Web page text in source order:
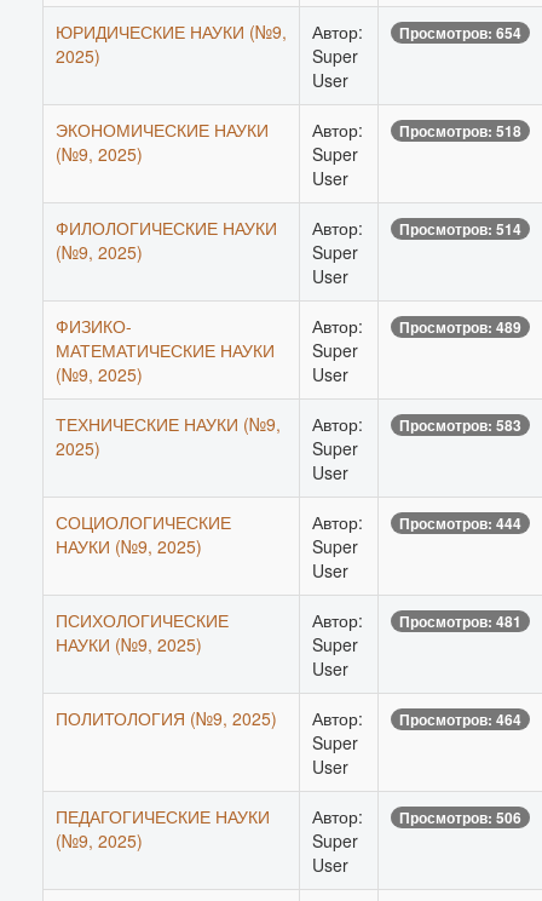
ЮРИДИЧЕСКИЕ НАУКИ (№9,
2025)
Автор:
Super
User
Просмотров: 654
ЭКОНОМИЧЕСКИЕ НАУКИ
(№9, 2025)
Автор:
Super
User
Просмотров: 518
ФИЛОЛОГИЧЕСКИЕ НАУКИ
(№9, 2025)
Автор:
Super
User
Просмотров: 514
ФИЗИКО-
МАТЕМАТИЧЕСКИЕ НАУКИ
(№9, 2025)
Автор:
Super
User
Просмотров: 489
ТЕХНИЧЕСКИЕ НАУКИ (№9,
2025)
Автор:
Super
User
Просмотров: 583
СОЦИОЛОГИЧЕСКИЕ
НАУКИ (№9, 2025)
Автор:
Super
User
Просмотров: 444
ПСИХОЛОГИЧЕСКИЕ
НАУКИ (№9, 2025)
Автор:
Super
User
Просмотров: 481
ПОЛИТОЛОГИЯ (№9, 2025)
Автор:
Super
User
Просмотров: 464
ПЕДАГОГИЧЕСКИЕ НАУКИ
(№9, 2025)
Автор:
Super
User
Просмотров: 506